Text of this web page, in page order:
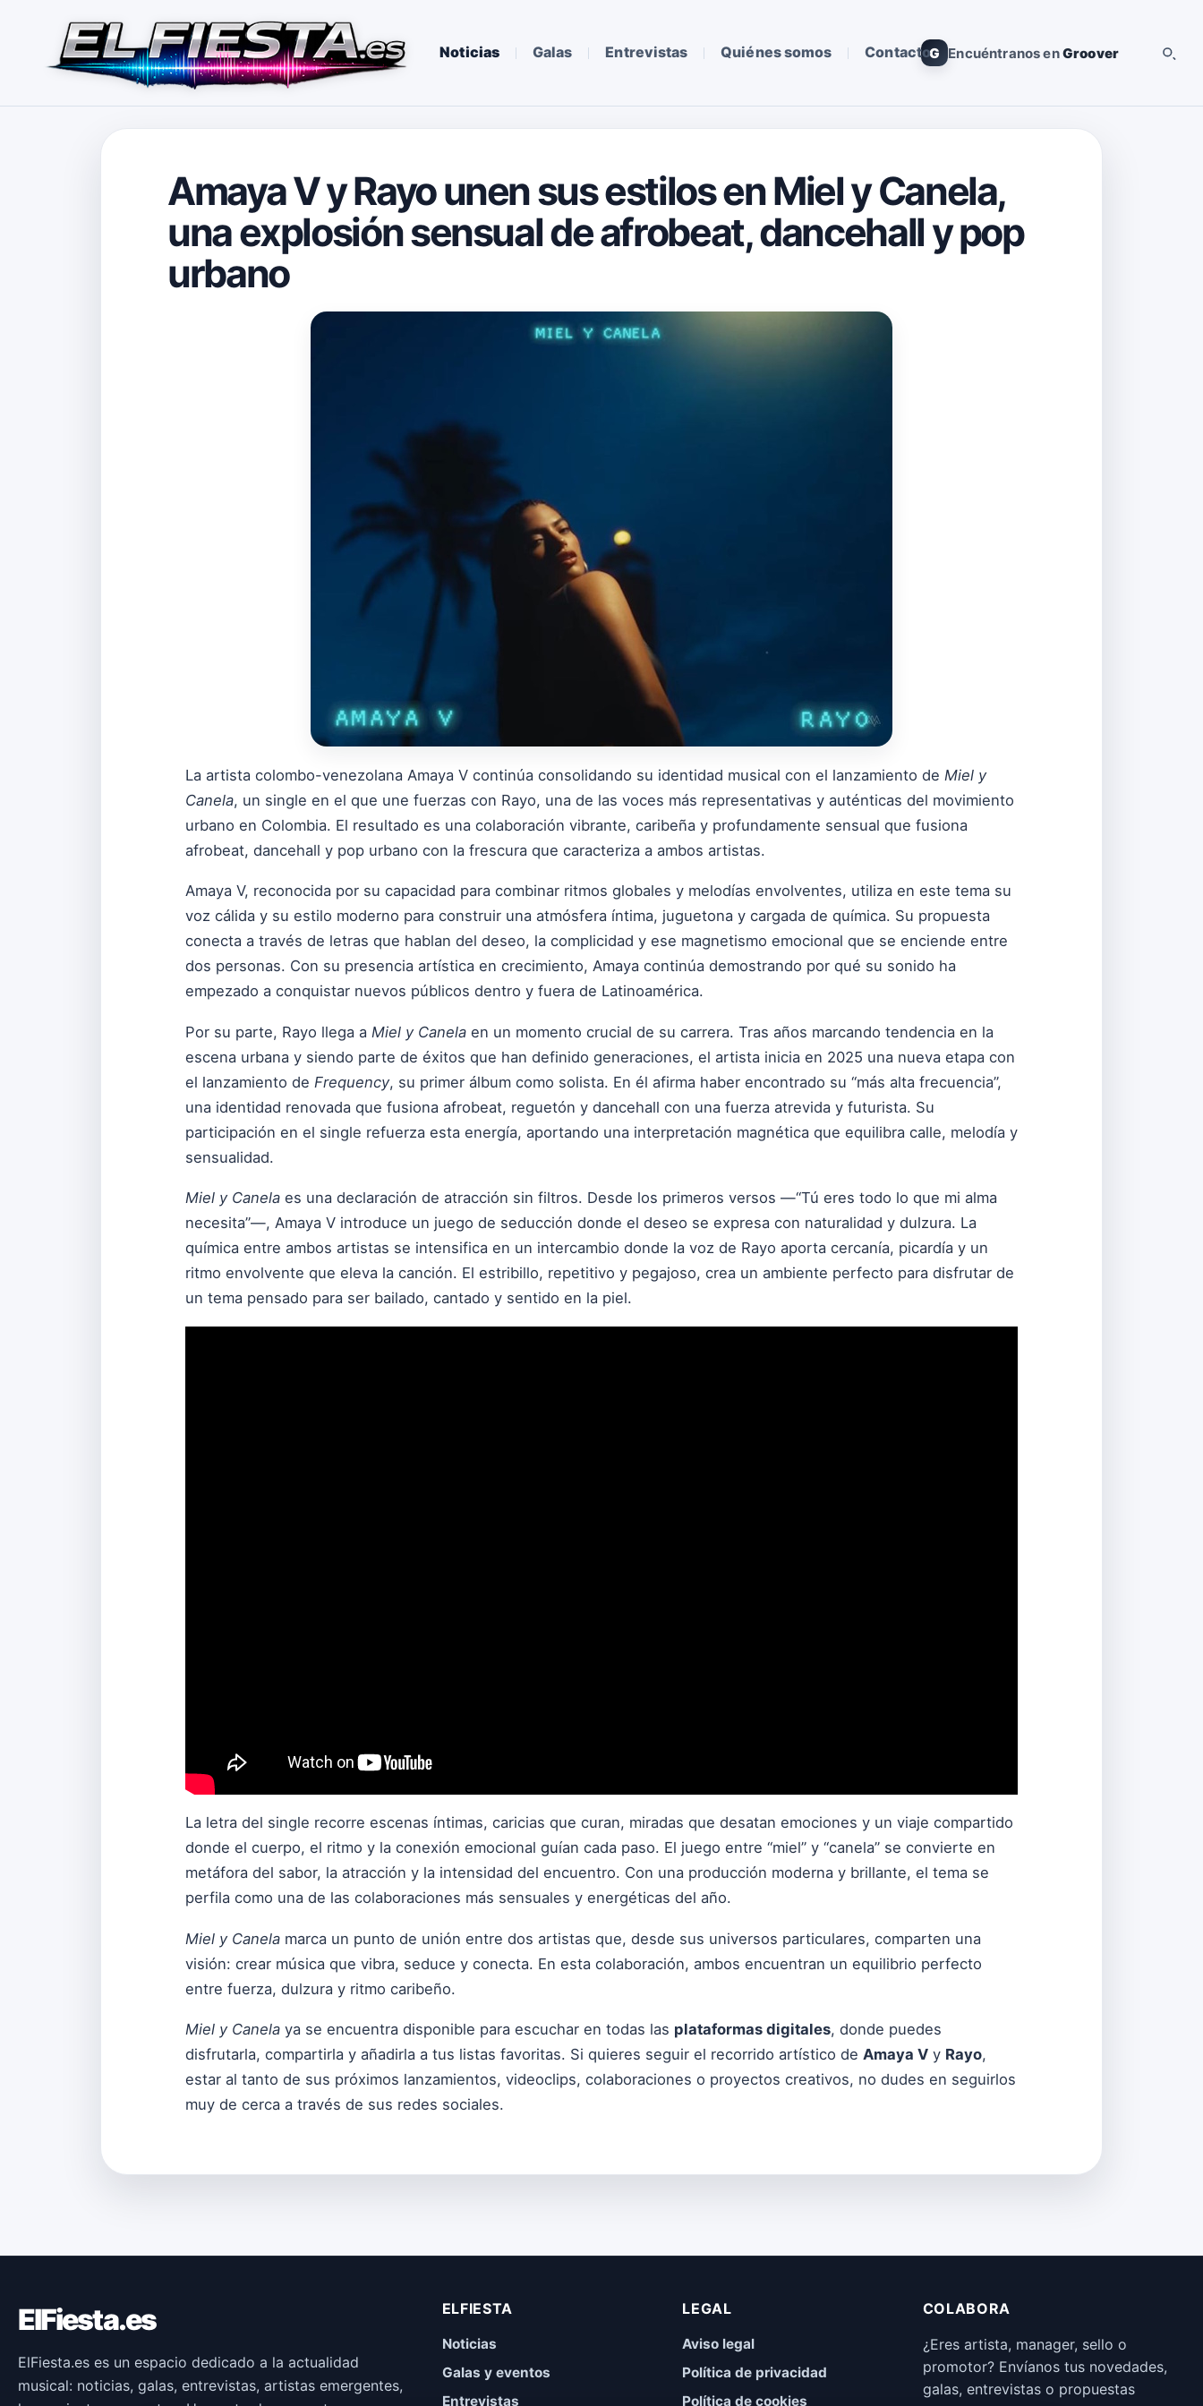
Noticias Galas Entrevistas Quiénes somos ContactoG Encuéntranos enGroover
Amaya V y Rayo unen sus estilos en Miel y Canela,
una explosión sensual de afrobeat, dancehall y pop
urbano
La artista colombo-venezolana Amaya V continúa consolidando su identidad musical con el lanzamiento de Miel y
Canela, un single en el que une fuerzas con Rayo, una de las voces más representativas y auténticas del movimiento
urbano en Colombia. El resultado es una colaboración vibrante, caribeña y profundamente sensual que fusiona
afrobeat, dancehall y pop urbano con la frescura que caracteriza a ambos artistas.
Amaya V, reconocida por su capacidad para combinar ritmos globales y melodías envolventes, utiliza en este tema su
voz cálida y su estilo moderno para construir una atmósfera íntima, juguetona y cargada de química. Su propuesta
conecta a través de letras que hablan del deseo, la complicidad y ese magnetismo emocional que se enciende entre
dos personas. Con su presencia artística en crecimiento, Amaya continúa demostrando por qué su sonido ha
empezado a conquistar nuevos públicos dentro y fuera de Latinoamérica.
Por su parte, Rayo llega a Miel y Canela en un momento crucial de su carrera. Tras años marcando tendencia en la
escena urbana y siendo parte de éxitos que han definido generaciones, el artista inicia en 2025 una nueva etapa con
el lanzamiento de Frequency, su primer álbum como solista. En él afirma haber encontrado su “más alta frecuencia”,
una identidad renovada que fusiona afrobeat, reguetón y dancehall con una fuerza atrevida y futurista. Su
participación en el single refuerza esta energía, aportando una interpretación magnética que equilibra calle, melodía y
sensualidad.
Miel y Canela es una declaración de atracción sin filtros. Desde los primeros versos —“Tú eres todo lo que mi alma
necesita”—, Amaya V introduce un juego de seducción donde el deseo se expresa con naturalidad y dulzura. La
química entre ambos artistas se intensifica en un intercambio donde la voz de Rayo aporta cercanía, picardía y un
ritmo envolvente que eleva la canción. El estribillo, repetitivo y pegajoso, crea un ambiente perfecto para disfrutar de
un tema pensado para ser bailado, cantado y sentido en la piel.
La letra del single recorre escenas íntimas, caricias que curan, miradas que desatan emociones y un viaje compartido
donde el cuerpo, el ritmo y la conexión emocional guían cada paso. El juego entre “miel” y “canela” se convierte en
metáfora del sabor, la atracción y la intensidad del encuentro. Con una producción moderna y brillante, el tema se
perfila como una de las colaboraciones más sensuales y energéticas del año.
Miel y Canela marca un punto de unión entre dos artistas que, desde sus universos particulares, comparten una
visión: crear música que vibra, seduce y conecta. En esta colaboración, ambos encuentran un equilibrio perfecto
entre fuerza, dulzura y ritmo caribeño.
Miel y Canela ya se encuentra disponible para escuchar en todas las plataformas digitales, donde puedes
disfrutarla, compartirla y añadirla a tus listas favoritas. Si quieres seguir el recorrido artístico de Amaya V y Rayo,
estar al tanto de sus próximos lanzamientos, videoclips, colaboraciones o proyectos creativos, no dudes en seguirlos
muy de cerca a través de sus redes sociales.
ElFiesta.es
ElFiesta.es es un espacio dedicado a la actualidad
musical: noticias, galas, entrevistas, artistas emergentes,
ELFIESTA
Noticias
Galas y eventos
Entrevistas
LEGAL
Aviso legal
Política de privacidad
Política de cookies
COLABORA
¿Eres artista, manager, sello o
promotor? Envíanos tus novedades,
galas, entrevistas o propuestas